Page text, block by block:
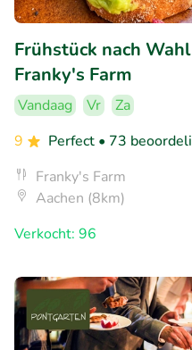
Frühstück nach
Franky's Farm
Vandaag Vr
Za
9
Perfect • 73
Franky's Farm
Aachen (8km)
Verkocht: 96